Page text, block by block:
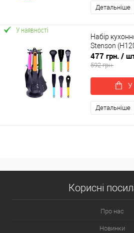
Детальніше
У наявності
Набір
Stenson
477 грн. /
592 грн.
У
Детальніше
Корисні
Про нас
Новинки